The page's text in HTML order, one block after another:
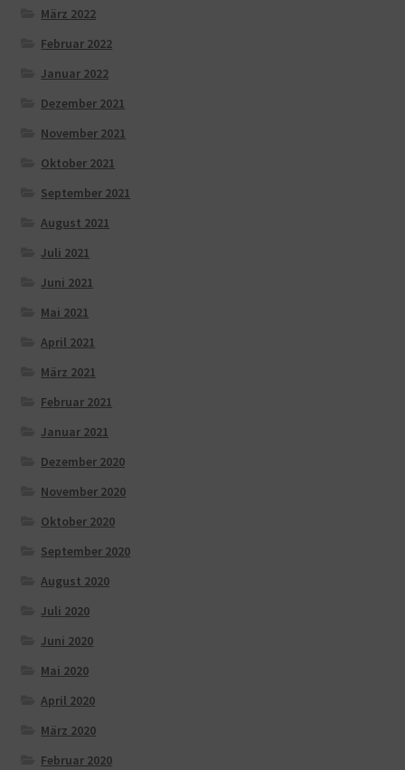
März 2022
Februar 2022
Januar 2022
Dezember 2021
November 2021
Oktober 2021
September 2021
August 2021
Juli 2021
Juni 2021
Mai 2021
April 2021
März 2021
Februar 2021
Januar 2021
Dezember 2020
November 2020
Oktober 2020
September 2020
August 2020
Juli 2020
Juni 2020
Mai 2020
April 2020
März 2020
Februar 2020